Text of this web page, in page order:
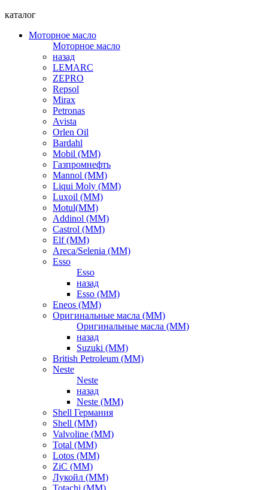
каталог
Моторное масло
Моторное масло
назад
LEMARC
ZEPRO
Repsol
Mirax
Petronas
Avista
Orlen Oil
Bardahl
Mobil (ММ)
Газпромнефть
Mannol (ММ)
Liqui Moly (ММ)
Luxoil (ММ)
Motul(ММ)
Addinol (ММ)
Castrol (ММ)
Elf (ММ)
Areca/Selenia (ММ)
Esso
Esso
назад
Esso (ММ)
Eneos (ММ)
Оригинальные масла (ММ)
Оригинальные масла (ММ)
назад
Suzuki (ММ)
British Petroleum (ММ)
Neste
Neste
назад
Neste (ММ)
Shell Германия
Shell (ММ)
Valvoline (ММ)
Total (ММ)
Lotos (ММ)
ZiC (ММ)
Лукойл (ММ)
Totachi (MM)